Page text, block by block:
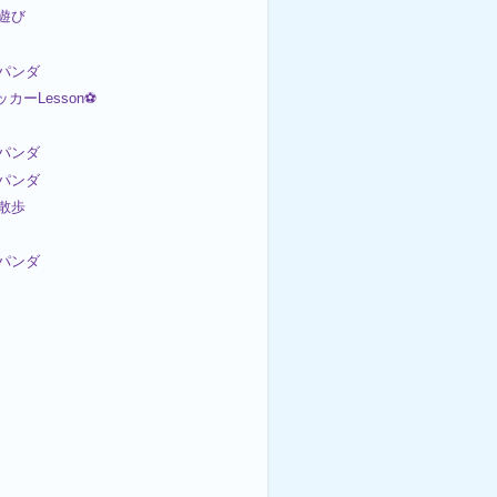
び
ンダ
カーLesson⚽
ンダ
ンダ
歩
ンダ